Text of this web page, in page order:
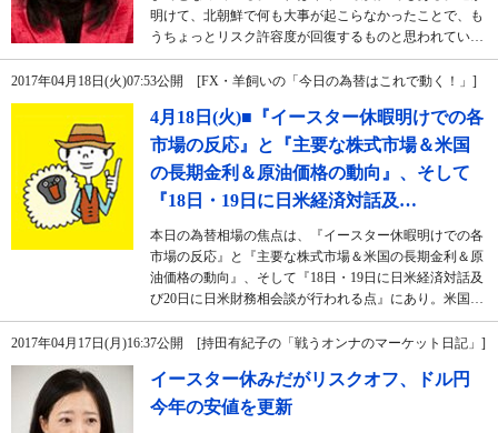
明けて、北朝鮮で何も大事が起こらなかったことで、も
うちょっとリスク許容度が回復するものと思われてい…
2017年04月18日(火)07:53公開 [FX・羊飼いの「今日の為替はこれで動く！」]
4月18日(火)■『イースター休暇明けでの各
市場の反応』と『主要な株式市場＆米国
の長期金利＆原油価格の動向』、そして
『18日・19日に日米経済対話及…
本日の為替相場の焦点は、『イースター休暇明けでの各
市場の反応』と『主要な株式市場＆米国の長期金利＆原
油価格の動向』、そして『18日・19日に日米経済対話及
び20日に日米財務相会談が行われる点』にあり。米国…
2017年04月17日(月)16:37公開 [持田有紀子の「戦うオンナのマーケット日記」]
イースター休みだがリスクオフ、ドル円
今年の安値を更新